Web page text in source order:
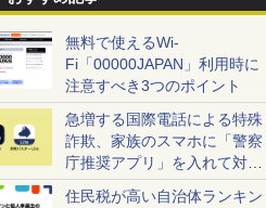
無料で使えるWi-
Fi「00000JAPAN」利用時に
注意すべき3つのポイント
急増する国際電話による特殊
詐欺、家族のスマホに「警察
庁推奨アプリ」を入れて対策
しよう！
住民税が高い自治体ランキン